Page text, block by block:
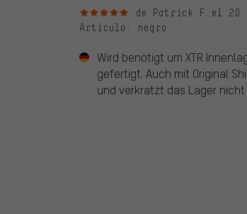
5 de 5 estrellasde Patrick F. el
Artículo : negro
Wird benötigt um XTR
gefertigt. Auch mit Original
und verkratzt das Lager nicht